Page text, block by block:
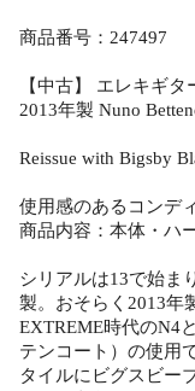
商品番号：247497
【中古】 エレキギタ
2013年製 Nuno
Reissue with Bigsby
使用感のあるコンデ
商品内容：本体・ハ
シリアルは13で始ま
製。おそらく2013年
EXTREME時代のN4
テンコート）の使用
タイルにビグスビー